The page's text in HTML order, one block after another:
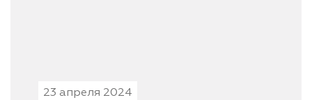
23 апреля 2024